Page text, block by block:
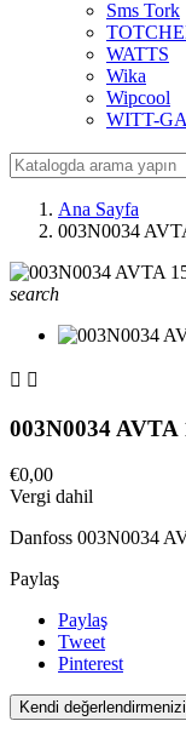
Sms Tork
WATTS
Wika
Wipcool
WITT-
Ana Sayfa
003N0034
search
 
003N0034 AVTA
€0,00
Vergi dahil
Danfoss 003N0034
Paylaş
Paylaş
Tweet
Pinterest
Kendi